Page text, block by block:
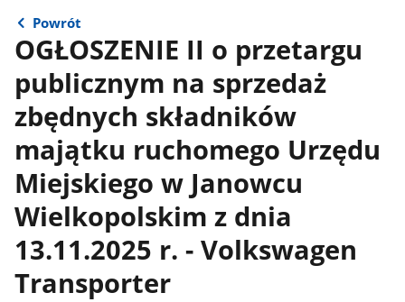
Powrót
OGŁOSZENIE II o przetargu
publicznym na sprzedaż
zbędnych składników
majątku ruchomego Urzędu
Miejskiego w Janowcu
Wielkopolskim z dnia
13.11.2025 r. - Volkswagen
Transporter